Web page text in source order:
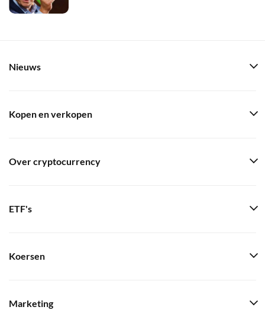
Nieuws
Kopen en verkopen
Over cryptocurrency
ETF's
Koersen
Marketing